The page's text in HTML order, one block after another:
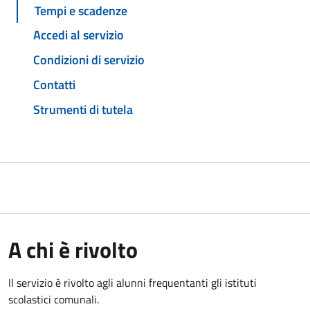
Tempi e scadenze
Accedi al servizio
Condizioni di servizio
Contatti
Strumenti di tutela
A chi è rivolto
Il servizio è rivolto agli alunni frequentanti gli istituti
scolastici comunali.